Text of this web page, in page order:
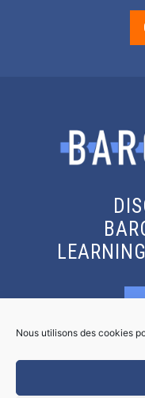
Nous utilisons des cookies